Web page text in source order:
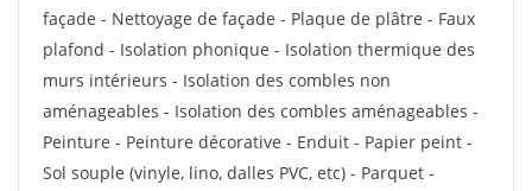
façade - Nettoyage de façade - Plaque de plâtre - Faux
plafond - Isolation phonique - Isolation thermique des
murs intérieurs - Isolation des combles non
aménageables - Isolation des combles aménageables -
Peinture - Peinture décorative - Enduit - Papier peint -
Sol souple (vinyle, lino, dalles PVC, etc) - Parquet -